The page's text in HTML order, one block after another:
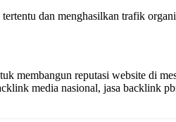
dan menghasilkan trafik
membangun reputasi website di
media nasional, jasa backlink